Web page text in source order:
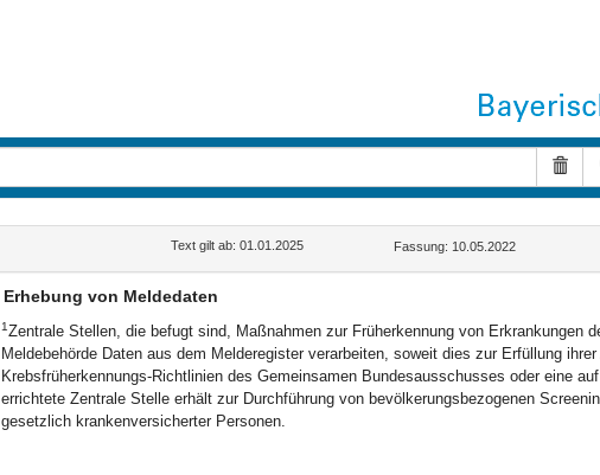
Text gilt ab: 01.01.2025 Fassung: 10.05.2022
Erhebung von Meldedaten
1Zentrale Stellen, die befugt sind, Maßnahmen zur Früherkennung von Erkrankungen
Meldebehörde Daten aus dem Melderegister verarbeiten, soweit dies zur Erfüllung
Krebsfrüherkennungs-Richtlinien des Gemeinsamen Bundesausschusses oder eine
errichtete Zentrale Stelle erhält zur Durchführung von bevölkerungsbezogenen
gesetzlich krankenversicherter Personen.